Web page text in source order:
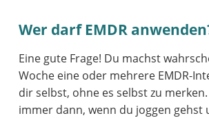
Wer darf EMDR
Eine gute Frage! Du machst
Woche eine oder mehrere EMDR-
dir selbst, ohne es selbst zu
immer dann, wenn du joggen gehst